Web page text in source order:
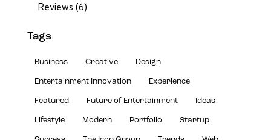
Reviews (6)
Tags
Business Creative Design
Entertainment Innovation Experience
Featured Future of Entertainment Ideas
Lifestyle Modern Portfolio Startup